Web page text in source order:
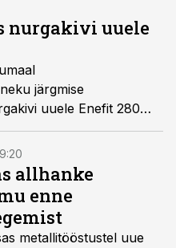
nurgakivi uuele
järgmise
uuele Enefit 280
allhanke
enne
metallitööstustel uue